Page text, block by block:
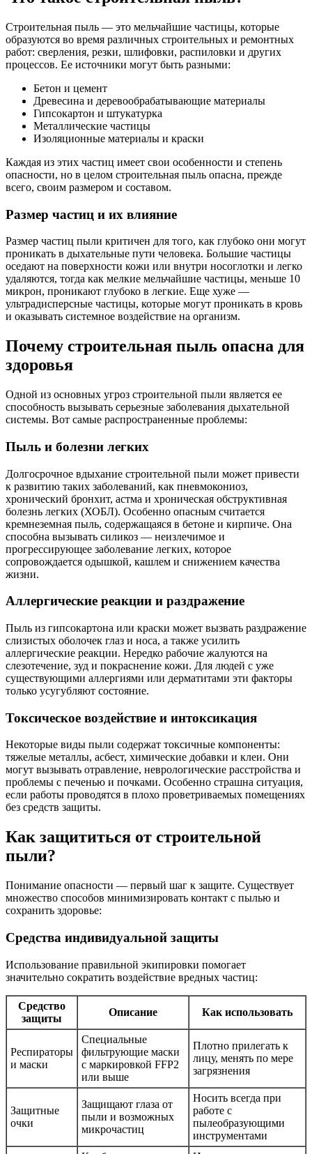
Строительная пыль — это мельчайшие частицы, которые
образуются во время различных строительных и ремонтных
работ: сверления, резки, шлифовки, распиловки и других
процессов. Ее источники могут быть разными:
Бетон и цемент
Древесина и деревообрабатывающие материалы
Гипсокартон и штукатурка
Металлические частицы
Изоляционные материалы и краски
Каждая из этих частиц имеет свои особенности и степень
опасности, но в целом строительная пыль опасна, прежде
всего, своим размером и составом.
Размер частиц и их влияние
Размер частиц пыли критичен для того, как глубоко они могут
проникать в дыхательные пути человека. Большие частицы
оседают на поверхности кожи или внутри носоглотки и легко
удаляются, тогда как мелкие мельчайшие частицы, меньше 10
микрон, проникают глубоко в легкие. Еще хуже —
ультрадисперсные частицы, которые могут проникать в кровь
и оказывать системное воздействие на организм.
Почему строительная пыль опасна для
здоровья
Одной из основных угроз строительной пыли является ее
способность вызывать серьезные заболевания дыхательной
системы. Вот самые распространенные проблемы:
Пыль и болезни легких
Долгосрочное вдыхание строительной пыли может привести
к развитию таких заболеваний, как пневмокониоз,
хронический бронхит, астма и хроническая обструктивная
болезнь легких (ХОБЛ). Особенно опасным считается
кремнеземная пыль, содержащаяся в бетоне и кирпиче. Она
способна вызывать силикоз — неизлечимое и
прогрессирующее заболевание легких, которое
сопровождается одышкой, кашлем и снижением качества
жизни.
Аллергические реакции и раздражение
Пыль из гипсокартона или краски может вызвать раздражение
слизистых оболочек глаз и носа, а также усилить
аллергические реакции. Нередко рабочие жалуются на
слезотечение, зуд и покраснение кожи. Для людей с уже
существующими аллергиями или дерматитами эти факторы
только усугубляют состояние.
Токсическое воздействие и интоксикация
Некоторые виды пыли содержат токсичные компоненты:
тяжелые металлы, асбест, химические добавки и клеи. Они
могут вызывать отравление, неврологические расстройства и
проблемы с печенью и почками. Особенно страшна ситуация,
если работы проводятся в плохо проветриваемых помещениях
без средств защиты.
Как защититься от строительной
пыли?
Понимание опасности — первый шаг к защите. Существует
множество способов минимизировать контакт с пылью и
сохранить здоровье:
Средства индивидуальной защиты
Использование правильной экипировки помогает
значительно сократить воздействие вредных частиц:
Средство
защиты
Описание Как использовать
Респираторы
и маски
Специальные
фильтрующие маски
с маркировкой FFP2
или выше
Плотно прилегать к
лицу, менять по мере
загрязнения
Защитные
очки
Защищают глаза от
пыли и возможных
микрочастиц
Носить всегда при
работе с
пылеобразующими
инструментами